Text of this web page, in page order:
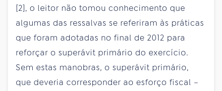
[2], o leitor não tomou conhecimento que
algumas das ressalvas se referiram às práticas
que foram adotadas no final de 2012 para
reforçar o superávit primário do exercício.
Sem estas manobras, o superávit primário,
que deveria corresponder ao esforço fiscal –